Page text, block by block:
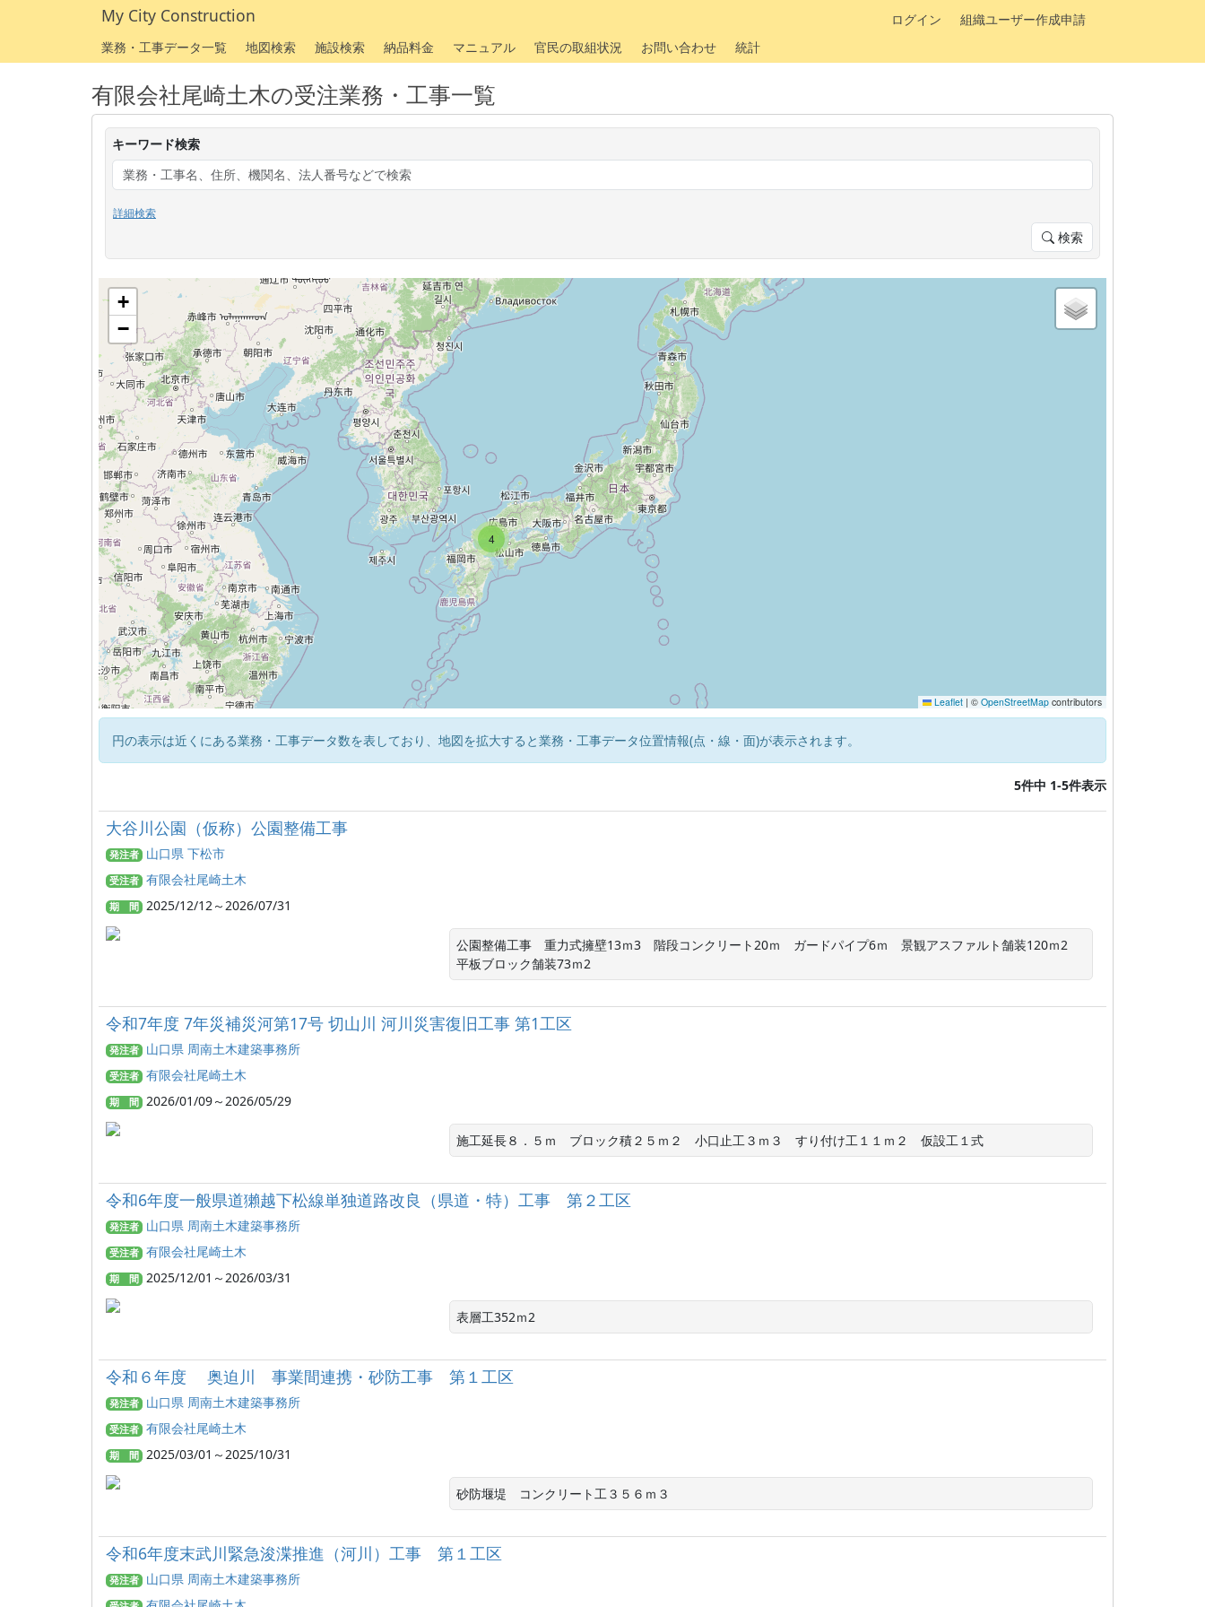
My City Construction ログイン
組織ユーザー作成申請
業務・工事データ一覧
地図検索 施設検索 納品料金 マニュアル 官民の取組状況 お問い合わせ 統計
有限会社尾崎土木の受注業務・工事一覧
キーワード検索
詳細検索
検索
4
+
−
Leaflet | © OpenStreetMap contributors
円の表示は近くにある業務・工事データ数を表しており、地図を拡大すると業務・工事データ位置情報(点・線・面)が表示されます。
5件中 1-5件表示
大谷川公園（仮称）公園整備工事
発注者 山口県 下松市
受注者 有限会社尾崎土木
期 間 2025/12/12～2026/07/31
公園整備工事　重力式擁壁13ｍ3　階段コンクリート20ｍ　ガードパイプ6ｍ　景観アスファルト舗装120ｍ2
平板ブロック舗装73ｍ2
令和7年度 7年災補災河第17号 切山川 河川災害復旧工事 第1工区
発注者 山口県 周南土木建築事務所
受注者 有限会社尾崎土木
期 間 2026/01/09～2026/05/29
施工延長８．５ｍ　ブロック積２５ｍ２　小口止工３ｍ３　すり付け工１１ｍ２　仮設工１式
令和6年度一般県道獺越下松線単独道路改良（県道・特）工事 第２工区
発注者 山口県 周南土木建築事務所
受注者 有限会社尾崎土木
期 間 2025/12/01～2026/03/31
表層工352ｍ2
令和６年度 奥迫川 事業間連携・砂防工事 第１工区
発注者 山口県 周南土木建築事務所
受注者 有限会社尾崎土木
期 間 2025/03/01～2025/10/31
砂防堰堤　コンクリート工３５６ｍ３
令和6年度末武川緊急浚渫推進（河川）工事 第１工区
発注者 山口県 周南土木建築事務所